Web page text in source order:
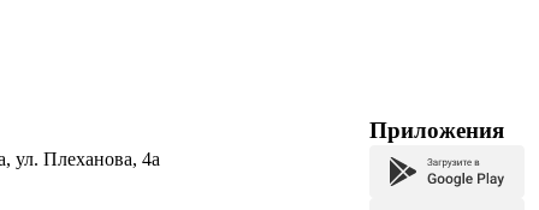
ул. Плеханова, 4а
Приложения